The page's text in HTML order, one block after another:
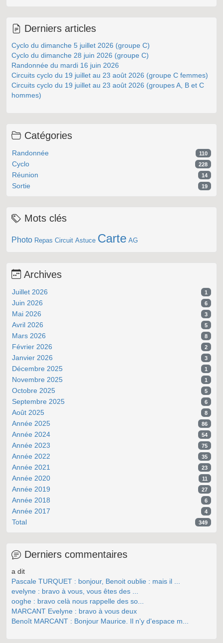
Derniers articles
Cyclo du dimanche 5 juillet 2026 (groupe C)
Cyclo du dimanche 28 juin 2026 (groupe C)
Randonnée du mardi 16 juin 2026
Circuits cyclo du 19 juillet au 23 août 2026 (groupe C femmes)
Circuits cyclo du 19 juillet au 23 août 2026 (groupes A, B et C
hommes)
Catégories
Randonnée 110
Cyclo 228
Réunion 14
Sortie 19
Mots clés
Photo Repas Circuit Astuce Carte AG
Archives
Juillet 2026 1
Juin 2026 6
Mai 2026 3
Avril 2026 5
Mars 2026 8
Février 2026 2
Janvier 2026 3
Décembre 2025 1
Novembre 2025 1
Octobre 2025 5
Septembre 2025 6
Août 2025 8
Année 2025 86
Année 2024 54
Année 2023 75
Année 2022 35
Année 2021 23
Année 2020 11
Année 2019 27
Année 2018 6
Année 2017 4
Total 349
Derniers commentaires
a dit
Pascale TURQUET : bonjour, Benoit oublie : mais il ...
evelyne : bravo à vous, vous êtes des ...
ooghe : bravo celà nous rappelle des so...
MARCANT Evelyne : bravo à vous deux
Benoît MARCANT : Bonjour Maurice. Il n'y d'espace m...